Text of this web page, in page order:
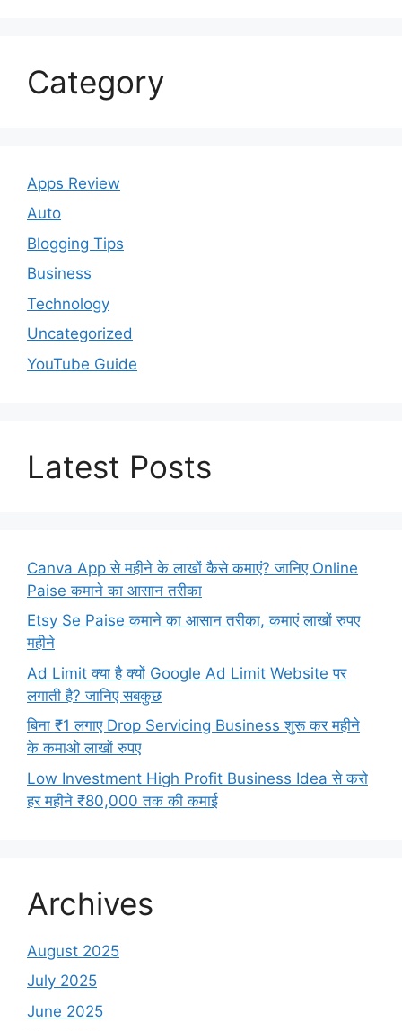
Category
Apps Review
Auto
Blogging Tips
Business
Technology
Uncategorized
YouTube Guide
Latest Posts
Canva App से महीने के लाखों कैसे कमाएं? जानिए Online
Paise कमाने का आसान तरीका
Etsy Se Paise कमाने का आसान तरीका, कमाएं लाखों रुपए
महीने
Ad Limit क्या है क्यों Google Ad Limit Website पर
लगाती है? जानिए सबकुछ
बिना ₹1 लगाए Drop Servicing Business शुरू कर महीने
के कमाओ लाखों रुपए
Low Investment High Profit Business Idea से करो
हर महीने ₹80,000 तक की कमाई
Archives
August 2025
July 2025
June 2025